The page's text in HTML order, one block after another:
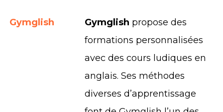
Gymglish Gymglish propose des
formations personnalisées
avec des cours ludiques en
anglais. Ses méthodes
diverses d’apprentissage